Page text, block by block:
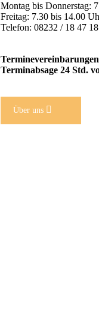
Mon­tag bis Don­ners­tag:
Frei­tag: 7.30 bis 14.00
Te­le­fon: 08232 / 18 47
Ter­min­ab­sa­ge 24 Std.
Über uns